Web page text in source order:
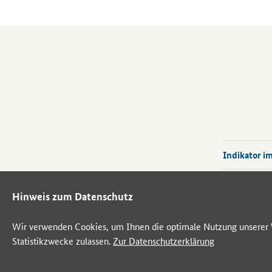
Diese
in das
Indikator
Hinweis zum Datenschutz
Wir verwenden Cookies, um Ihnen die optimale Nutzung
Statistikzwecke zulassen. Zur Datenschutzerklärung